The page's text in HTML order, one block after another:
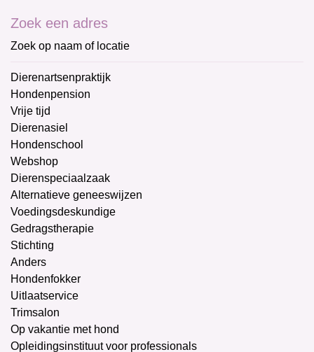
Zoek een adres
Zoek op naam of locatie
Dierenartsenpraktijk
Hondenpension
Vrije tijd
Dierenasiel
Hondenschool
Webshop
Dierenspeciaalzaak
Alternatieve geneeswijzen
Voedingsdeskundige
Gedragstherapie
Stichting
Anders
Hondenfokker
Uitlaatservice
Trimsalon
Op vakantie met hond
Opleidingsinstituut voor professionals